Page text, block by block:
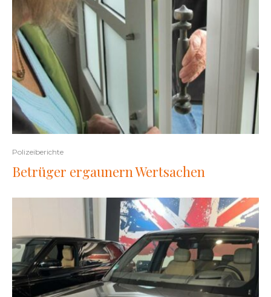
Polizeiberichte
Betrüger ergaunern Wertsachen